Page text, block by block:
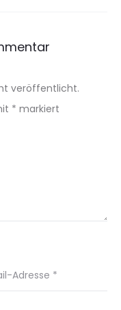
veröffentlicht.
* markiert
Adresse *